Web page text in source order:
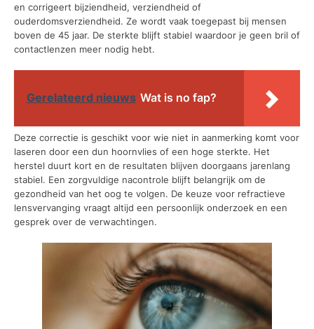
en corrigeert bijziendheid, verziendheid of
ouderdomsverziendheid. Ze wordt vaak toegepast bij mensen
boven de 45 jaar. De sterkte blijft stabiel waardoor je geen bril of
contactlenzen meer nodig hebt.
Gerelateerd nieuws Wat is no fap?
Deze correctie is geschikt voor wie niet in aanmerking komt voor
laseren door een dun hoornvlies of een hoge sterkte. Het
herstel duurt kort en de resultaten blijven doorgaans jarenlang
stabiel. Een zorgvuldige nacontrole blijft belangrijk om de
gezondheid van het oog te volgen. De keuze voor refractieve
lensvervanging vraagt altijd een persoonlijk onderzoek en een
gesprek over de verwachtingen.